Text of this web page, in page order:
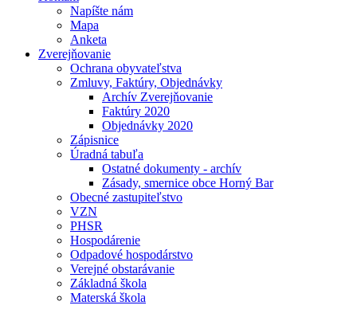
Napíšte nám
Mapa
Anketa
Zverejňovanie
Ochrana obyvateľstva
Zmluvy, Faktúry, Objednávky
Archív Zverejňovanie
Faktúry 2020
Objednávky 2020
Zápisnice
Úradná tabuľa
Ostatné dokumenty - archív
Zásady, smernice obce Horný Bar
Obecné zastupiteľstvo
VZN
PHSR
Hospodárenie
Odpadové hospodárstvo
Verejné obstarávanie
Základná škola
Materská škola